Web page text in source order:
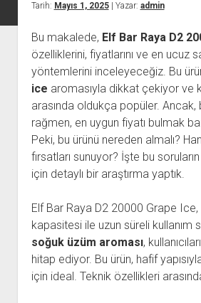
Sayfa Listesi
Twitter Gizli Yanıt
Youtube Beğeni
Tarih: Mayıs 1, 2025| Yazar: admin
Bu makalede, Elf Bar Raya D2
özelliklerini, fiyatlarını ve en ucuz
yöntemlerini inceleyeceğiz. Bu
ice aromasıyla dikkat çekiyor ve
arasında oldukça popüler.
rağmen, en uygun fiyatı bulmak
Peki, bu ürünü nereden almalı?
fırsatları sunuyor? İşte bu soruların
için detaylı bir araştırma yaptık.
Elf Bar Raya D2 20000 Grape
kapasitesi ile uzun süreli kullanım
soğuk üzüm aroması,
hitap ediyor. Bu ürün, hafif
için ideal. Teknik özellikleri